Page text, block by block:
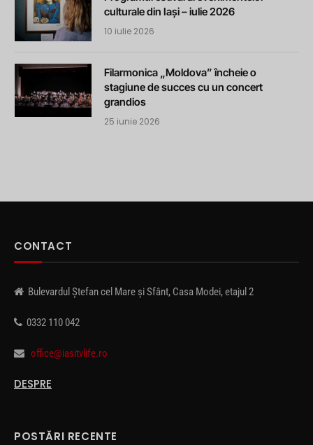
culturale din Iași – iulie 2026
10 iulie 2026
Filarmonica „Moldova” încheie o
stagiune de succes cu un concert
grandios
25 iunie 2026
CONTACT
Bulevardul Ștefan cel Mare și Sfânt, Casa Modei, etajul 2
0332 110 042
office@iasitvlife.ro
DESPRE
POSTĂRI RECENTE